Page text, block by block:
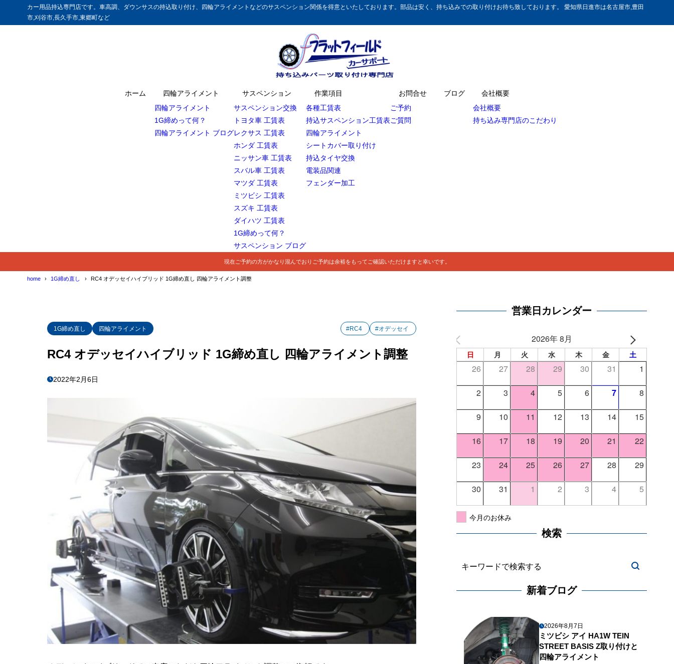
カー用品持込専門店です。車高調、ダウンサスの持込取り付け、四輪アライメントなどのサスペンション関係を得意といたしております。部品は安く、持ち込みでの取り付けお待ち致しております。 愛知県日進市は名古屋市,豊田
市,刈谷市,長久手市,東郷町など
ホーム
四輪アライメント
四輪アライメント
1G締めって何？
四輪アライメント ブログ
サスペンション
サスペンション交換
トヨタ車 工賃表
レクサス 工賃表
ホンダ 工賃表
ニッサン車 工賃表
スバル車 工賃表
マツダ 工賃表
ミツビシ 工賃表
スズキ 工賃表
ダイハツ 工賃表
1G締めって何？
サスペンション ブログ
作業項目
各種工賃表
持込サスペンション工賃表
四輪アライメント
シートカバー取り付け
持込タイヤ交換
電装品関連
フェンダー加工
お問合せ
ご予約
ご質問
ブログ
会社概要
会社概要
持ち込み専門店のこだわり
現在ご予約の方がかなり混んでおりご予約は余裕をもってご確認いただけますと幸いです。
home 1G締め直し RC4 オデッセイハイブリッド 1G締め直し 四輪アライメント調整
1G締め直し 四輪アライメント #RC4 #オデッセイ
RC4 オデッセイハイブリッド 1G締め直し 四輪アライメント調整
2022年2月6日
営業日カレンダー
2026年 8月
日 月 火 水 木 金 土
26 27 28 29 30 31 1
2 3 4 5 6 7 8
9 10 11 12 13 14 15
16 17 18 19 20 21 22
23 24 25 26 27 28 29
30 31 1 2 3 4 5
今月のお休み
検索
新着ブログ
2026年8月7日
ミツビシ アイ HA1W TEIN
STREET BASIS Z取り付けと
四輪アライメント